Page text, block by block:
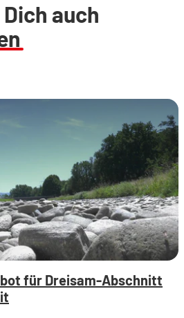
auch
für Dreisam-Abschnitt